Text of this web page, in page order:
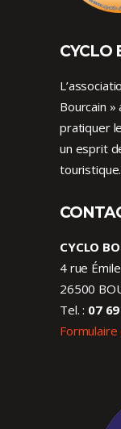
CYCLO
Bourcain
pratiquer
un esprit
touristique.
CYCLO
4 rue
26500
Tel. : 07